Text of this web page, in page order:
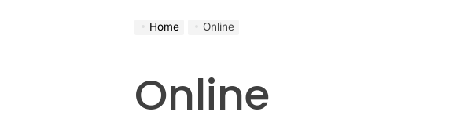
Home Online
Online